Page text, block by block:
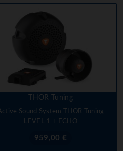
THOR Tuning
Sound System THOR Tuning
LEVEL 1 + ECHO
Prix
959,00 €